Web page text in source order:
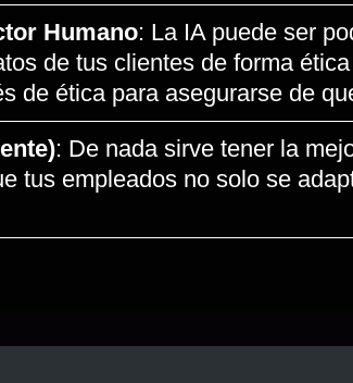
Humano: La IA puede ser
de tus clientes de forma
de ética para asegurarse de
: De nada sirve tener la
tus empleados no solo se